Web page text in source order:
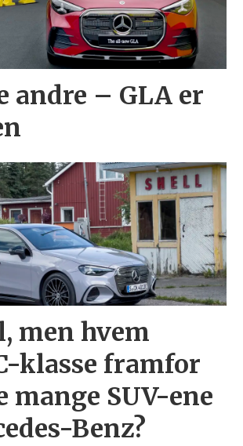
andre – GLA er
men hvem
klasse framfor
mange SUV-ene
Benz?